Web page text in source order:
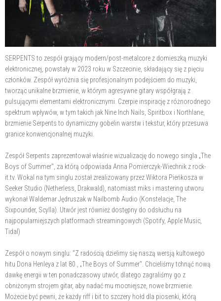
SERPENTS to zespół grający modern/post-metalcore z domieszką muzyki
elektronicznej, powstały w 2023 roku w Szczecinie, składający się z pięciu
członków. Zespół wyróżnia się profesjonalnym podejściem do muzyki,
tworząc unikalne brzmienie, w którym agresywne gitary współgrają z
pulsującymi elementami elektronicznymi. Czerpie inspirację z różnorodnego
spektrum wpływów, w tym takich jak Nine Inch Nails, Spiritbox i Northlane,
brzmienie Serpents to dynamiczny gobelin warstw i tekstur, który przesuwa
granice konwencjonalnej muzyki.
Zespół Serpents zaprezentował właśnie wizualizację do nowego singla „The
Boys of Summer", za którą odpowiada Anna Pomierczyk-Wiechnik z rock-
it.tv. Wokal na tym singlu został zrealizowany przez Wiktora Pieńkosza w
Seeker Studio (Netherless, Drakwald), natomiast miks i mastering utworu
wykonał Waldemar Jędruszak w Nailbomb Audio (Konstelacje, The
Sixpounder, Scylla). Utwór jest również dostępny do odsłuchu na
najpopularniejszych platformach streamingowych (Spotify, Apple Music,
Tidal)
Zespół o nowym singlu: "Z radością dzielimy się naszą wersją kultowego
hitu Dona Henleya z lat 80., „The Boys of Summer". Chcieliśmy tchnąć nową
dawkę energii w ten ponadczasowy utwór, dlatego zagraliśmy go z
obniżonym strojem gitar, aby nadać mu mocniejsze, nowe brzmienie.
Możecie być pewni, że każdy riff i bit to szczery hołd dla piosenki, którą